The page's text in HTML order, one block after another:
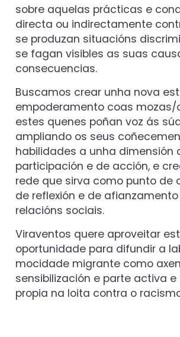
sobre aquelas prácticas e
directa ou indirectamente
se produzan situacións
se fagan visibles as suas
consecuencias.
Buscamos crear unha nova
empoderamento coas mozas/
estes quenes poñan voz ás
ampliando os seus
habilidades a unha dimensión
participación e de acción, e
rede que sirva como punto de
de reflexión e de
relacións sociais.
Viraventos quere aproveitar
oportunidade para difundir a
mocidade migrante como
sensibilización e parte activa e
propia na loita contra o